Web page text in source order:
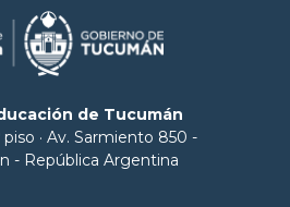
de Tucumán
piso · Av. Sarmiento 850 -
- República Argentina